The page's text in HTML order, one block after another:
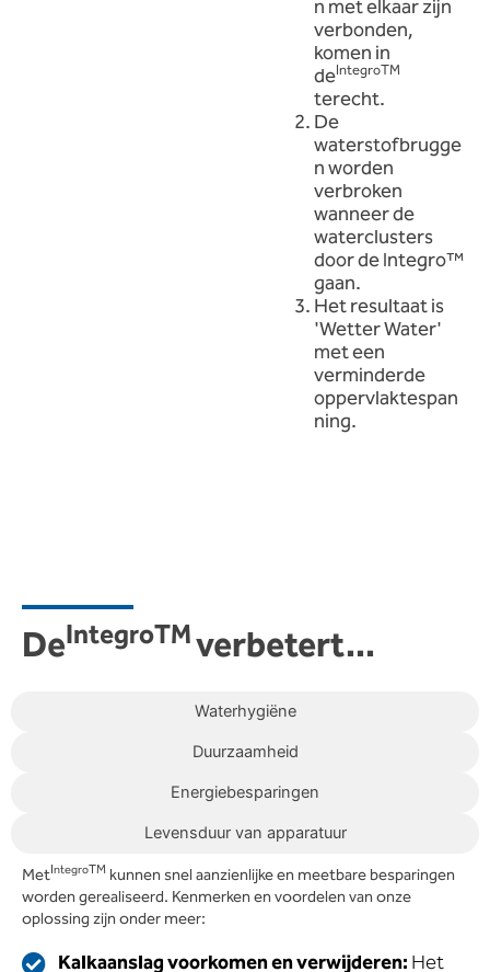
n met elkaar zijn
verbonden,
komen in
deIntegroTM
terecht.
De
waterstofbrugge
n worden
verbroken
wanneer de
waterclusters
door de Integro™
gaan.
Het resultaat is
'Wetter Water'
met een
verminderde
oppervlaktespan
ning.
DeIntegroTMverbetert...
Waterhygiëne
Duurzaamheid
Energiebesparingen
Levensduur van apparatuur
MetIntegroTM kunnen snel aanzienlijke en meetbare besparingen
worden gerealiseerd. Kenmerken en voordelen van onze
oplossing zijn onder meer:
Kalkaanslag voorkomen en verwijderen:Het